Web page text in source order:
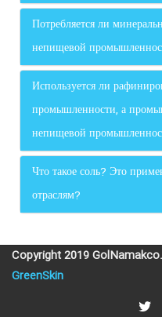
Потребляется ли
непищевой
Используется ли
промышленности, а
непищевой
Что такое соль? Это
отраслям?
Copyright 2019
GreenSkin